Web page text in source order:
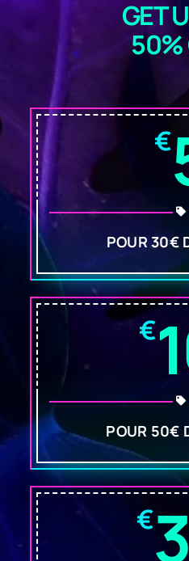
GET
50%
€
POUR 30€
€
POUR 50€
€